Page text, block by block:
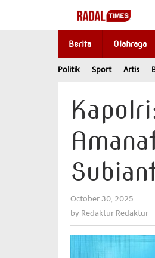
content
Berita Olahraga
Politik Sport Artis
October 30, 2025
by Redaktur Redaktur